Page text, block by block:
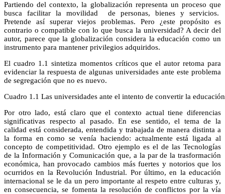
Partiendo del contexto, la globalización representa un proceso que
busca facilitar la movilidad de personas, bienes y servicios.
Pretende así superar viejos problemas. Pero ¿este propósito es
contrario o compatible con lo que busca la universidad? A decir del
autor, parece que la globalización considera la educación como un
instrumento para mantener privilegios adquiridos.
El cuadro 1.1 sintetiza momentos críticos que el autor retoma para
evidenciar la respuesta de algunas universidades ante este problema
de segregación que no es nuevo.
Cuadro 1.1 Las universidades ante el intento de convertir la
Por otro lado, está claro que el contexto actual tiene diferencias
significativas respecto al pasado. En ese sentido, el tema de la
calidad está considerada, entendida y trabajada de manera distinta a
la forma en como se venía haciendo: actualmente está ligada al
concepto de competitividad. Otro ejemplo es el de las Tecnologías
de la Información y Comunicación que, a la par de la trasformación
económica, han provocado cambios más fuertes y notorios que los
ocurridos en la Revolución Industrial. Por último, en la educación
internacional se le da un pero importante al respeto entre culturas y,
en consecuencia, se fomenta la resolución de conflictos por la vía